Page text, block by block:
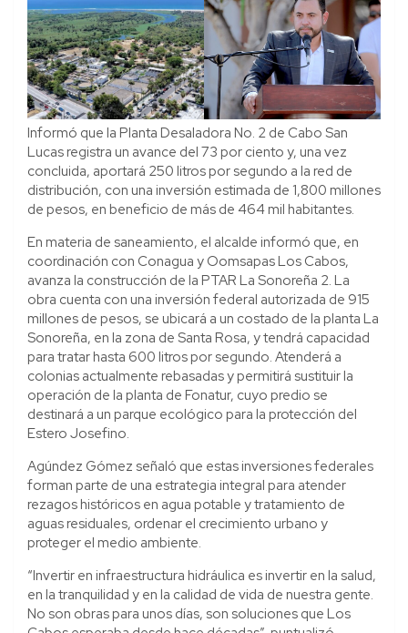
Informó que la Planta Desaladora No. 2 de Cabo San
Lucas registra un avance del 73 por ciento y, una vez
concluida, aportará 250 litros por segundo a la red de
distribución, con una inversión estimada de 1,800 millones
de pesos, en beneficio de más de 464 mil habitantes.
En materia de saneamiento, el alcalde informó que, en
coordinación con Conagua y Oomsapas Los Cabos,
avanza la construcción de la PTAR La Sonoreña 2. La
obra cuenta con una inversión federal autorizada de 915
millones de pesos, se ubicará a un costado de la planta La
Sonoreña, en la zona de Santa Rosa, y tendrá capacidad
para tratar hasta 600 litros por segundo. Atenderá a
colonias actualmente rebasadas y permitirá sustituir la
operación de la planta de Fonatur, cuyo predio se
destinará a un parque ecológico para la protección del
Estero Josefino.
Agúndez Gómez señaló que estas inversiones federales
forman parte de una estrategia integral para atender
rezagos históricos en agua potable y tratamiento de
aguas residuales, ordenar el crecimiento urbano y
proteger el medio ambiente.
“Invertir en infraestructura hidráulica es invertir en la salud,
en la tranquilidad y en la calidad de vida de nuestra gente.
No son obras para unos días, son soluciones que Los